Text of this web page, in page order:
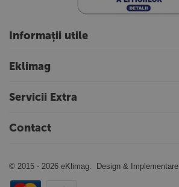
Informații utile
Eklimag
Servicii Extra
Contact
© 2015 - 2026 eKlimag. Design & Implementare